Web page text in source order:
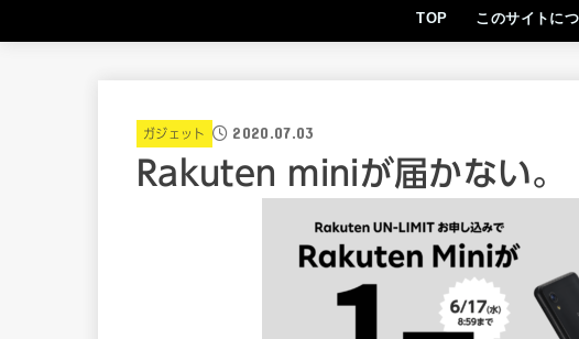
TOP このサイトに
ガジェット 2020.07.03
Rakuten miniが届かない。